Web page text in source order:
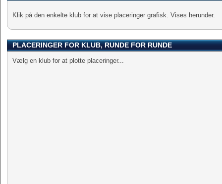
Klik på den enkelte klub for at vise placeringer grafisk. Vises herunder.
PLACERINGER FOR KLUB, RUNDE FOR RUNDE
Vælg en klub for at plotte placeringer...